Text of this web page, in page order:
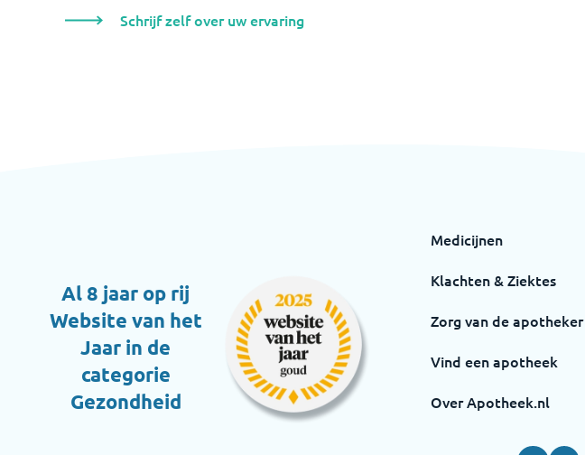
Schrijf zelf over uw ervaring
Al 8 jaar op rij
Website van het
Jaar in de
categorie
Gezondheid
Medicijnen
Klachten & Ziektes
Zorg van de apotheker
Vind een apotheek
Over Apotheek.nl